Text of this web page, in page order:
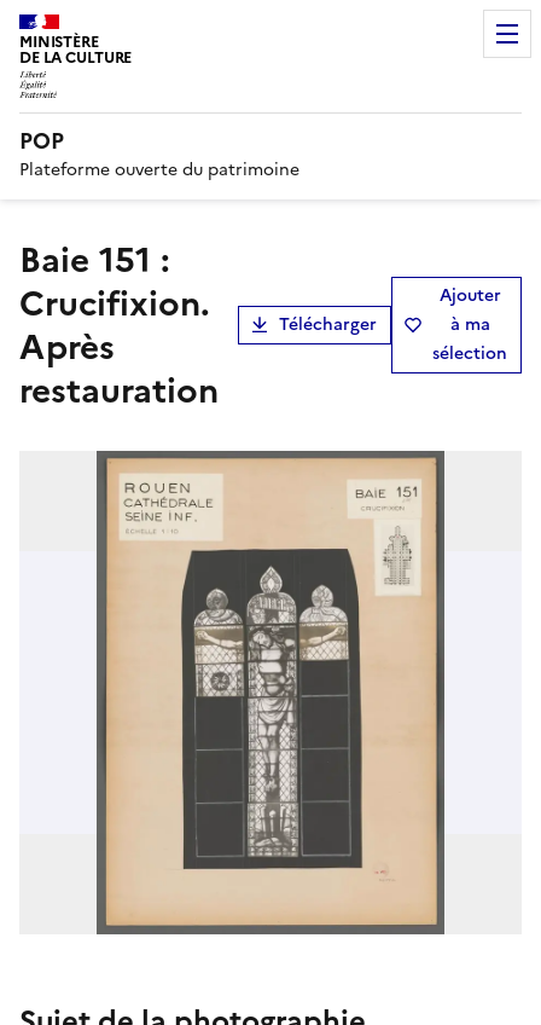
MINISTÈRE
DE LA CULTURE
POP
Plateforme ouverte du patrimoine
Baie 151 :
Crucifixion.
Après
restauration
Télécharger
Ajouter
à ma
sélection